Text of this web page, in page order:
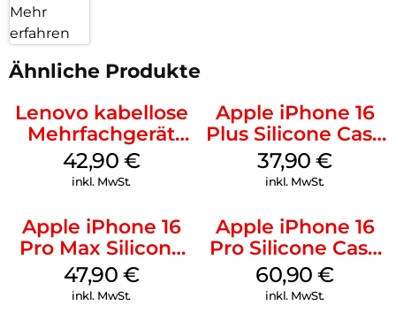
Mehr
erfahren
Ähnliche Produkte
Lenovo kabellose
Mehrfachgerät
Luna Grey
42,90 €
inkl. MwSt.
Apple iPhone 16
Plus Silicone Case
MagSafe Lake
Green
37,90€
inkl. MwSt.
Apple iPhone 16
Pro Max Silicone
Case MagSafe
Black
47,90 €
inkl. MwSt.
Apple iPhone 16
Pro Silicone Case
MagSafe Stone
Gray
60,90€
inkl. MwSt.